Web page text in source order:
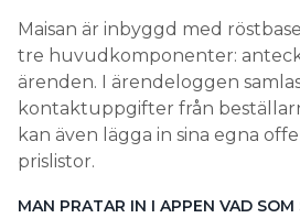
Maisan är inbyggd med
tre huvudkomponenter:
ärenden. I ärendeloggen
kontaktuppgifter från
kan även lägga in sina egna
prislistor.
MAN PRATAR IN I APPEN VAD SOM